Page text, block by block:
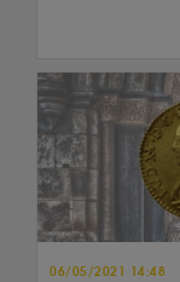
06/05/2021 14:48